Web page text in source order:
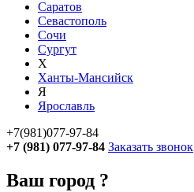
Саратов
Севастополь
Сочи
Сургут
Х
Ханты-Мансийск
Я
Ярославль
+7(981)077-97-84
+7 (981) 077-97-84 Заказать звонок
Ваш город ?